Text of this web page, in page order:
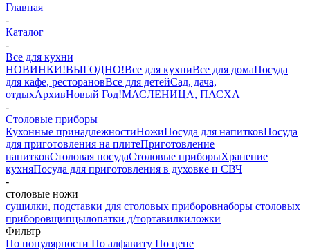
Главная
-
Каталог
-
Все для кухни
НОВИНКИ!ВЫГОДНО!Все для кухниВсе для домаПосуда
для кафе, ресторановВсе для детейСад, дача,
отдыхАрхивНовый Год!МАСЛЕНИЦА, ПАСХА
-
Столовые приборы
Кухонные принадлежностиНожиПосуда для напитковПосуда
для приготовления на плитеПриготовление
напитковСтоловая посудаСтоловые приборыХранение
кухняПосуда для приготовления в духовке и СВЧ
-
столовые ножи
сушилки, подставки для столовых приборовнаборы столовых
приборовщипцылопатки д/тортавилкиложки
Фильтр
По популярности По алфавиту По цене